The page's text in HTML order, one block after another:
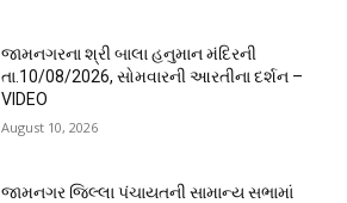
જામનગરના શ્રી બાલા હનુમાન મંદિરની
તા.10/08/2026, સોમવારની આરતીના દર્શન –
VIDEO
August 10, 2026
જામનગર જિલ્લા પંચાયતની સામાન્ય સભામાં